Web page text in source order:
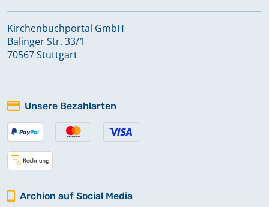
Kirchenbuchportal GmbH
Balinger Str. 33/1
70567 Stuttgart
Unsere Bezahlarten
Archion auf Social Media